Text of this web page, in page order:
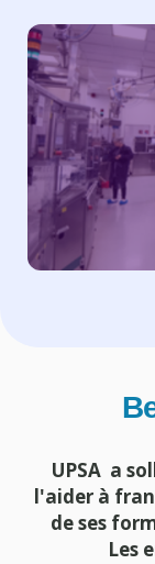
UPSA a
l'aider à
de ses
Les